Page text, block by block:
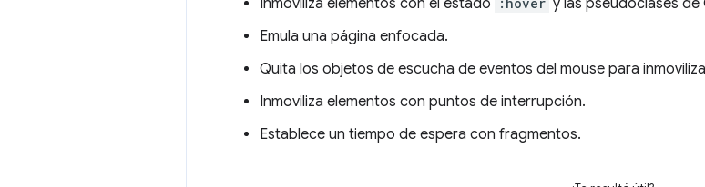
Inmoviliza elementos con el estado
y las pseudoclases de
Emula una página enfocada.
Quita los objetos de escucha de eventos del mouse para
Inmoviliza elementos con puntos de interrupción.
Establece un tiempo de espera con fragmentos.